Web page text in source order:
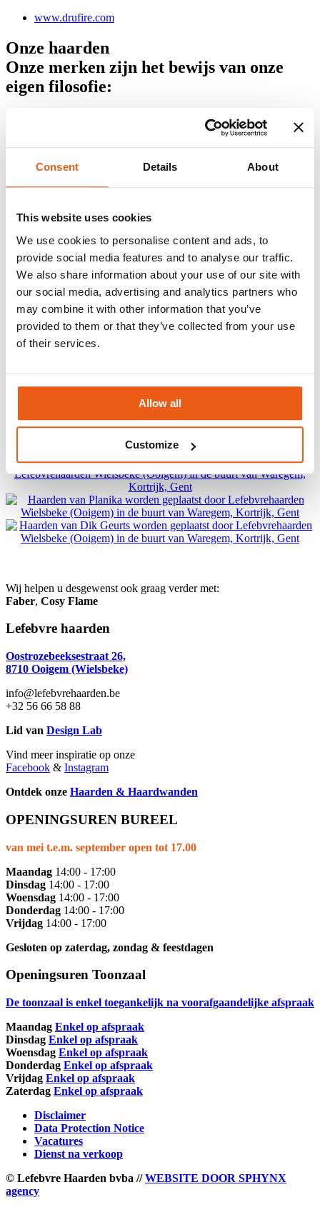
Consent Details About
This website uses cookies
We use cookies to personalise content and ads, to
provide social media features and to analyse our traffic.
We also share information about your use of our site with
our social media, advertising and analytics partners who
may combine it with other information that you’ve
provided to them or that they’ve collected from your use
of their services.
Allow all
Customize
www.drufire.com
Onze haarden
Onze merken zijn het bewijs van onze
eigen filosofie:
Ijzersterk in hun segment en een toonbeeld van klasse en
voor de gemeenschappelijke noemer, namelijk passie voor vuur!
Wij helpen u desgewenst ook graag verder met:
Faber, Cosy Flame
Lefebvre haarden
Oostrozebeeksestraat 26,
8710 Ooigem (Wielsbeke)
info@lefebvrehaarden.be
+32 56 66 58 88
Lid van Design Lab
Vind meer inspiratie op onze
Facebook & Instagram
Ontdek onze Haarden & Haardwanden
OPENINGSUREN BUREEL
van mei t.e.m. september open tot 17.00
Maandag 14:00 - 17:00
Dinsdag 14:00 - 17:00
Woensdag 14:00 - 17:00
Donderdag 14:00 - 17:00
Vrijdag 14:00 - 17:00
Gesloten op zaterdag, zondag & feestdagen
Openingsuren Toonzaal
De toonzaal is enkel toegankelijk na voorafgaandelijke afspraak
Maandag Enkel op afspraak
Dinsdag Enkel op afspraak
Woensdag Enkel op afspraak
Donderdag Enkel op afspraak
Vrijdag Enkel op afspraak
Zaterdag Enkel op afspraak
Disclaimer
Data Protection Notice
Vacatures
Dienst na verkoop
© Lefebvre Haarden bvba //WEBSITE DOOR SPHYNX
agency